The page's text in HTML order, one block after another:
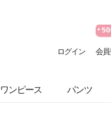
ログイン 会員
ワンピース パンツ